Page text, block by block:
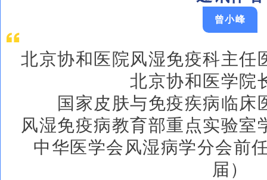
曾小峰
北京协和医院风湿免疫科主任
北京协和医学院
国家皮肤与免疫疾病临床
风湿免疫病教育部重点实验室
中华医学会风湿病学分会前
届）